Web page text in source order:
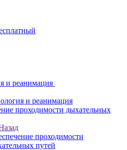
и реанимация
и реанимация
проходимости дыхательных
проходимости
путей